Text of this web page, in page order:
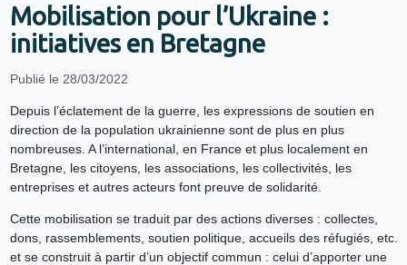
Mobilisation pour l’Ukraine :
initiatives en Bretagne
Publié le 28/03/2022
Depuis l’éclatement de la guerre, les expressions de soutien en
direction de la population ukrainienne sont de plus en plus
nombreuses. A l’international, en France et plus localement en
Bretagne, les citoyens, les associations, les collectivités, les
entreprises et autres acteurs font preuve de solidarité.
Cette mobilisation se traduit par des actions diverses : collectes,
dons, rassemblements, soutien politique, accueils des réfugiés, etc.
et se construit à partir d’un objectif commun : celui d’apporter une